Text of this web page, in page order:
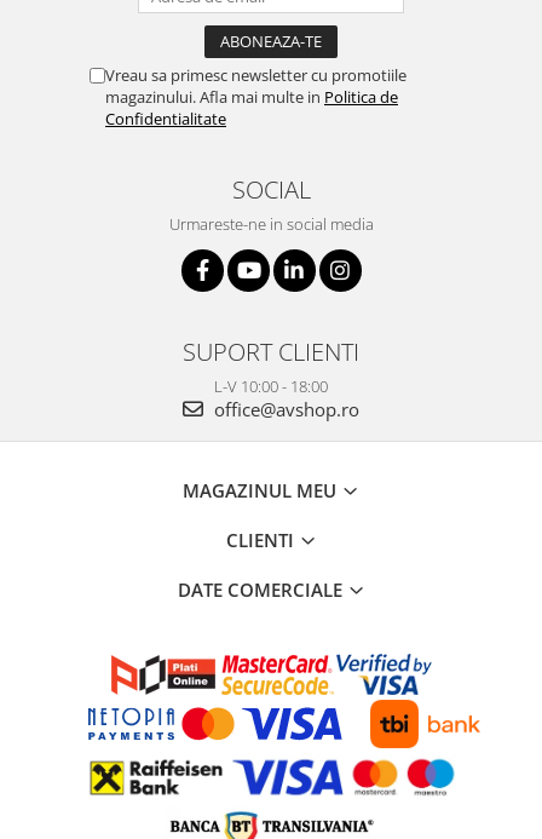
Vreau sa primesc newsletter cu promotiile
magazinului. Afla mai multe in Politica de
Confidentialitate
SOCIAL
Urmareste-ne in social media
SUPORT CLIENTI
L-V 10:00 - 18:00
office@avshop.ro
MAGAZINUL MEU
CLIENTI
DATE COMERCIALE